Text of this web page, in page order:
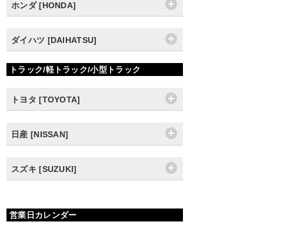
ホンダ [HONDA]
ダイハツ [DAIHATSU]
トラック/軽トラック/小型トラック
トヨタ [TOYOTA]
日産 [NISSAN]
スズキ [SUZUKI]
営業日カレンダー